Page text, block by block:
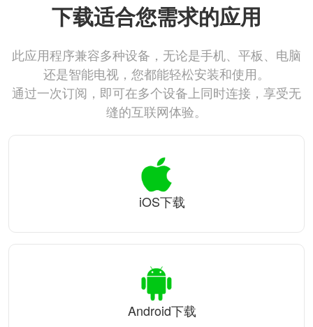
下载适合您需求的应用
此应用程序兼容多种设备，无论是手机、平板、电脑
还是智能电视，您都能轻松安装和使用。
通过一次订阅，即可在多个设备上同时连接，享受无
缝的互联网体验。
iOS下载
Android下载